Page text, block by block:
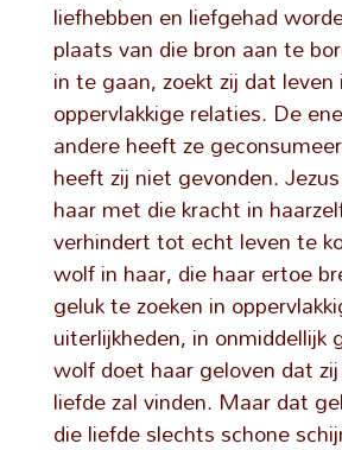
liefhebben en liefgehad
plaats van die bron aan te
in te gaan, zoekt zij dat leven
oppervlakkige relaties. De
andere heeft ze
heeft zij niet gevonden.
haar met die kracht in
verhindert tot echt leven te
wolf in haar, die haar ertoe
geluk te zoeken in
uiterlijkheden, in onmiddellijk
wolf doet haar geloven dat
liefde zal vinden. Maar dat
die liefde slechts schone